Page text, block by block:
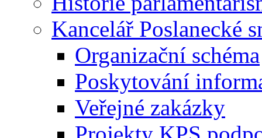
Kancelář Poslanecké
Organizační schéma
Poskytování
Veřejné zakázky